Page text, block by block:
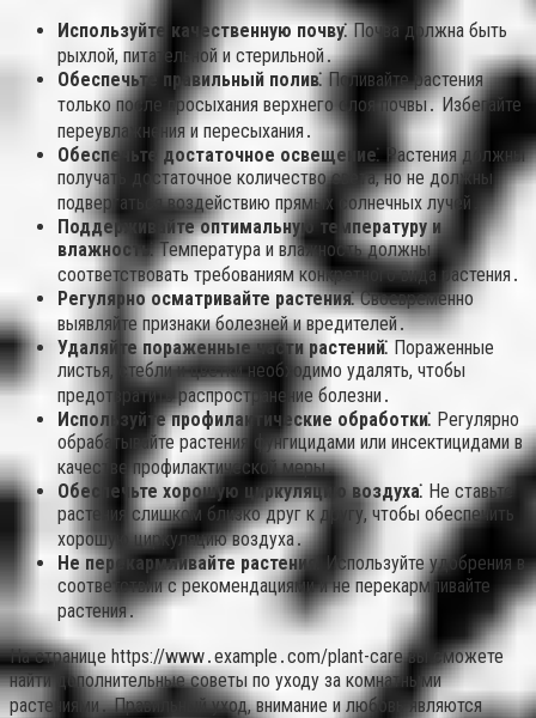
Используйте качественную почву⁚ Почва должна быть
рыхлой, питательной и стерильной․
Обеспечьте правильный полив⁚Поливайте растения
только после просыхания верхнего слоя почвы․ Избегайте
переувлажнения и пересыхания․
Обеспечьте достаточное освещение⁚ Растения должны
получать достаточное количество света, но не должны
подвергаться воздействию прямых солнечных лучей․
Поддерживайте оптимальную температуру и
влажность⁚Температура и влажность должны
соответствовать требованиям конкретного вида растения․
Регулярно осматривайте растения⁚Своевременно
выявляйте признаки болезней и вредителей․
Удаляйте пораженные части растений⁚ Пораженные
листья, стебли и цветки необходимо удалять, чтобы
предотвратить распространение болезни․
Используйте профилактические обработки⁚ Регулярно
обрабатывайте растения фунгицидами или инсектицидами в
качестве профилактической меры․
Обеспечьте хорошую циркуляцию воздуха⁚ Не ставьте
растения слишком близко друг к другу, чтобы обеспечить
хорошую циркуляцию воздуха․
Не перекармливайте растения⁚
Используйте удобрения в
соответствии с рекомендациями и не перекармливайте
растения․
На странице https://www․example․com/plant-care вы сможете
найти дополнительные советы по уходу за комнатными
растениями․ Правильный уход, внимание и любовь являются